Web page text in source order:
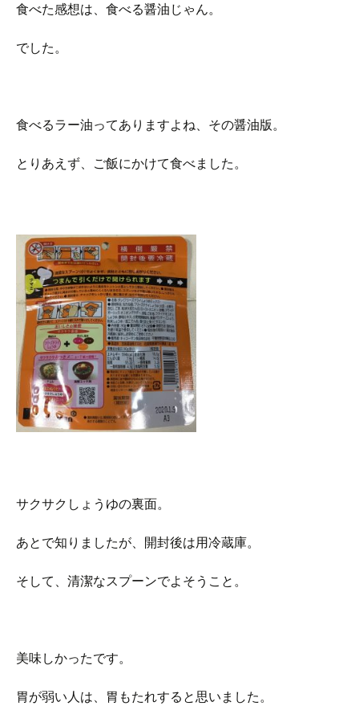
食べた感想は、食べる醤油じゃん。
でした。
食べるラー油ってありますよね、その醤油版。
とりあえず、ご飯にかけて食べました。
サクサクしょうゆの裏面。
あとで知りましたが、開封後は用冷蔵庫。
そして、清潔なスプーンでよそうこと。
美味しかったです。
胃が弱い人は、胃もたれすると思いました。